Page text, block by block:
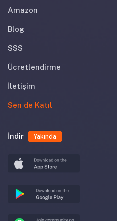
Amazon
Blog
SSS
Ücretlendirme
İletişim
Sen de Katıl
İndir Yakında